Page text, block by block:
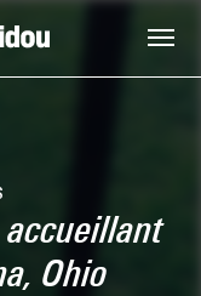
Ohio